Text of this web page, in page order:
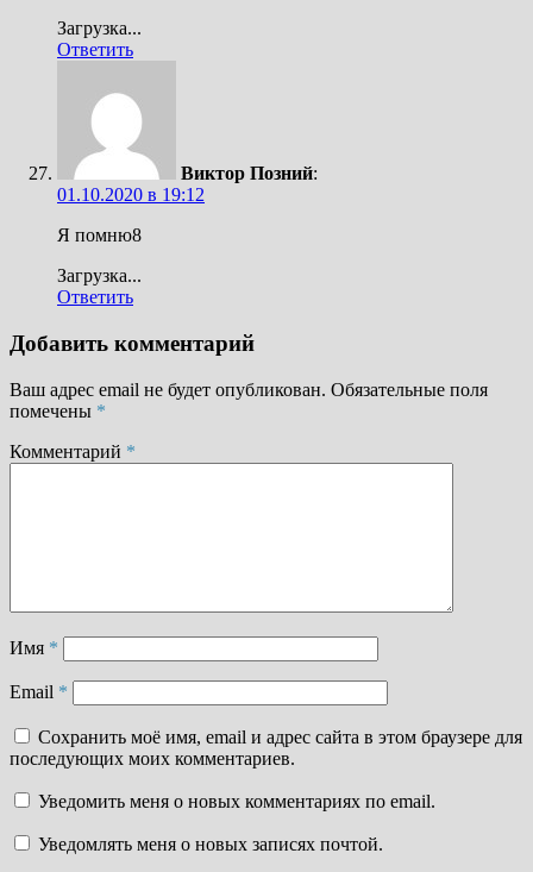
Загрузка...
Ответить
Виктор Позний:
01.10.2020 в 19:12
Я помню8
Загрузка...
Ответить
Добавить комментарий
Ваш адрес email не будет опубликован. Обязательные поля
помечены *
Комментарий *
Имя *
Email *
Сохранить моё имя, email и адрес сайта в этом браузере для
последующих моих комментариев.
Уведомить меня о новых комментариях по email.
Уведомлять меня о новых записях почтой.